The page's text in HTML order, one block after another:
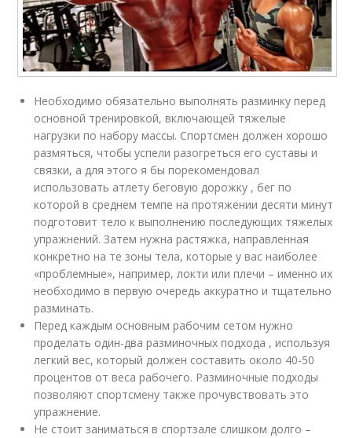
Необходимо обязательно выполнять разминку перед
основной тренировкой, включающей тяжелые
нагрузки по набору массы. Спортсмен должен хорошо
размяться, чтобы успели разогреться его суставы и
связки, а для этого я бы порекомендовал
использовать атлету беговую дорожку , бег по
которой в среднем темпе на протяжении десяти минут
подготовит тело к выполнению последующих тяжелых
упражнений. Затем нужна растяжка, направленная
конкретно на те зоны тела, которые у вас наиболее
«проблемные», например, локти или плечи – именно их
необходимо в первую очередь аккуратно и тщательно
разминать.
Перед каждым основным рабочим сетом нужно
проделать один-два разминочных подхода , используя
легкий вес, который должен составить около 40-50
процентов от веса рабочего. Разминочные подходы
позволяют спортсмену также прочувствовать это
упражнение.
Не стоит заниматься в спортзале слишком долго –